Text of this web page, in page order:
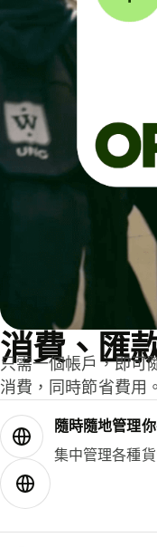
消費、匯
只需一個帳戶，即可
消費，同時節省費用。
隨時隨地管理
集中管理各種